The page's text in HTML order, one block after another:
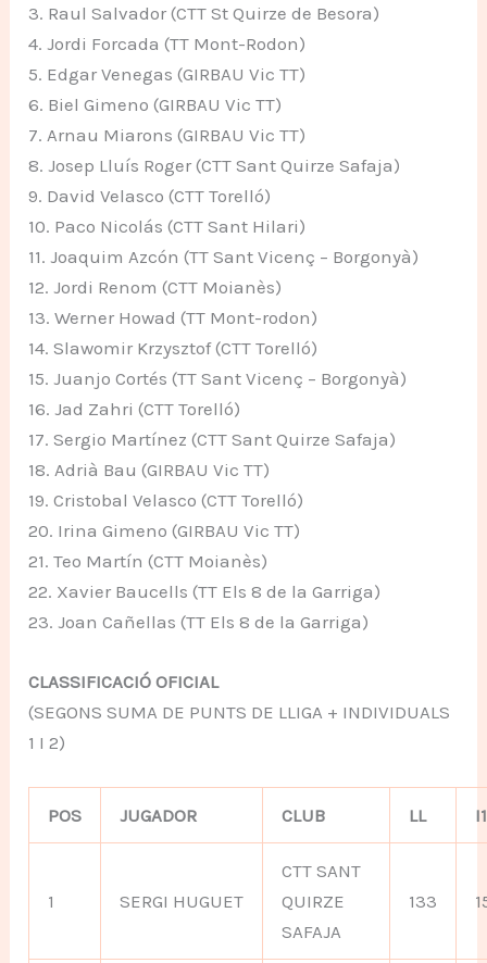
3. Raul Salvador (CTT St Quirze de Besora)
4. Jordi Forcada (TT Mont-Rodon)
5. Edgar Venegas (GIRBAU Vic TT)
6. Biel Gimeno (GIRBAU Vic TT)
7. Arnau Miarons (GIRBAU Vic TT)
8. Josep Lluís Roger (CTT Sant Quirze Safaja)
9. David Velasco (CTT Torelló)
10. Paco Nicolás (CTT Sant Hilari)
11. Joaquim Azcón (TT Sant Vicenç – Borgonyà)
12. Jordi Renom (CTT Moianès)
13. Werner Howad (TT Mont-rodon)
14. Slawomir Krzysztof (CTT Torelló)
15. Juanjo Cortés (TT Sant Vicenç – Borgonyà)
16. Jad Zahri (CTT Torelló)
17. Sergio Martínez (CTT Sant Quirze Safaja)
18. Adrià Bau (GIRBAU Vic TT)
19. Cristobal Velasco (CTT Torelló)
20. Irina Gimeno (GIRBAU Vic TT)
21. Teo Martín (CTT Moianès)
22. Xavier Baucells (TT Els 8 de la Garriga)
23. Joan Cañellas (TT Els 8 de la Garriga)
CLASSIFICACIÓ OFICIAL
(SEGONS SUMA DE PUNTS DE LLIGA + INDIVIDUALS
1 I 2)
POS JUGADOR CLUB LL I1
1 SERGI HUGUET
CTT SANT
QUIRZE
SAFAJA
133